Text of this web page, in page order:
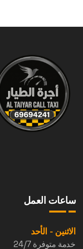
ساعات العمل
الاثنين - الأحد
خدمة متوفرة 24/7